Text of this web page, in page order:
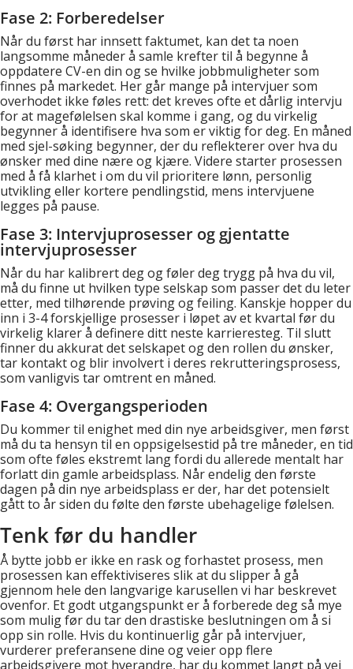
Fase 2: Forberedelser
Når du først har innsett faktumet, kan det ta noen
langsomme måneder å samle krefter til å begynne å
oppdatere CV-en din og se hvilke jobbmuligheter som
finnes på markedet. Her går mange på intervjuer som
overhodet ikke føles rett: det kreves ofte et dårlig intervju
for at magefølelsen skal komme i gang, og du virkelig
begynner å identifisere hva som er viktig for deg. En måned
med sjel-søking begynner, der du reflekterer over hva du
ønsker med dine nære og kjære. Videre starter prosessen
med å få klarhet i om du vil prioritere lønn, personlig
utvikling eller kortere pendlingstid, mens intervjuene
legges på pause.
Fase 3: Intervjuprosesser og gjentatte
intervjuprosesser
Når du har kalibrert deg og føler deg trygg på hva du vil,
må du finne ut hvilken type selskap som passer det du leter
etter, med tilhørende prøving og feiling. Kanskje hopper du
inn i 3-4 forskjellige prosesser i løpet av et kvartal før du
virkelig klarer å definere ditt neste karrieresteg. Til slutt
finner du akkurat det selskapet og den rollen du ønsker,
tar kontakt og blir involvert i deres rekrutteringsprosess,
som vanligvis tar omtrent en måned.
Fase 4: Overgangsperioden
Du kommer til enighet med din nye arbeidsgiver, men først
må du ta hensyn til en oppsigelsestid på tre måneder, en tid
som ofte føles ekstremt lang fordi du allerede mentalt har
forlatt din gamle arbeidsplass. Når endelig den første
dagen på din nye arbeidsplass er der, har det potensielt
gått to år siden du følte den første ubehagelige følelsen.
Tenk før du handler
Å bytte jobb er ikke en rask og forhastet prosess, men
prosessen kan effektiviseres slik at du slipper å gå
gjennom hele den langvarige karusellen vi har beskrevet
ovenfor. Et godt utgangspunkt er å forberede deg så mye
som mulig før du tar den drastiske beslutningen om å si
opp sin rolle. Hvis du kontinuerlig går på intervjuer,
vurderer preferansene dine og veier opp flere
arbeidsgivere mot hverandre, har du kommet langt på vei